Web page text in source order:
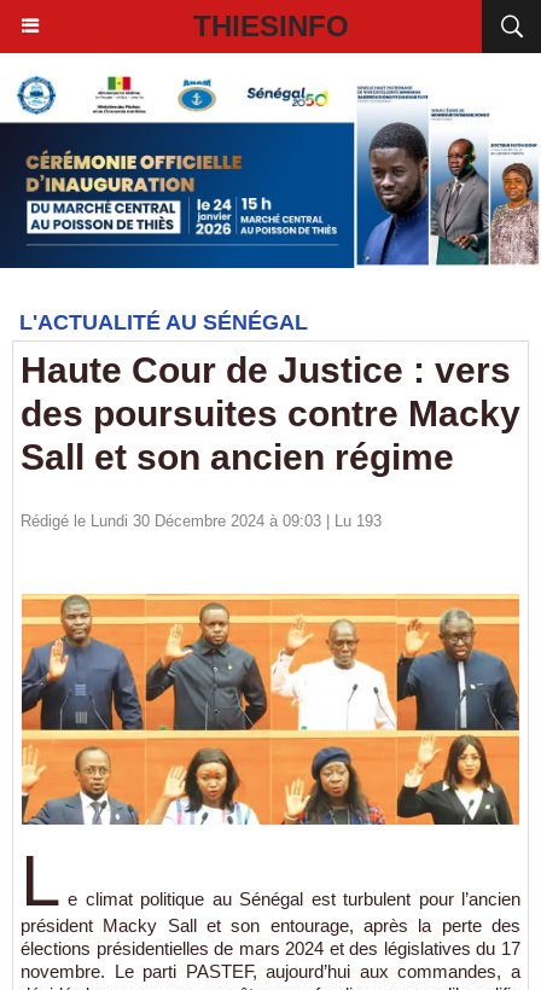
THIESINFO
L'ACTUALITÉ AU SÉNÉGAL
Haute Cour de Justice : vers
des poursuites contre Macky
Sall et son ancien régime
Rédigé le Lundi 30 Décembre 2024 à 09:03 | Lu 193
L e climat politique au Sénégal est turbulent pour l’ancien
président Macky Sall et son entourage, après la perte des
élections présidentielles de mars 2024 et des législatives du 17
novembre. Le parti PASTEF, aujourd’hui aux commandes, a